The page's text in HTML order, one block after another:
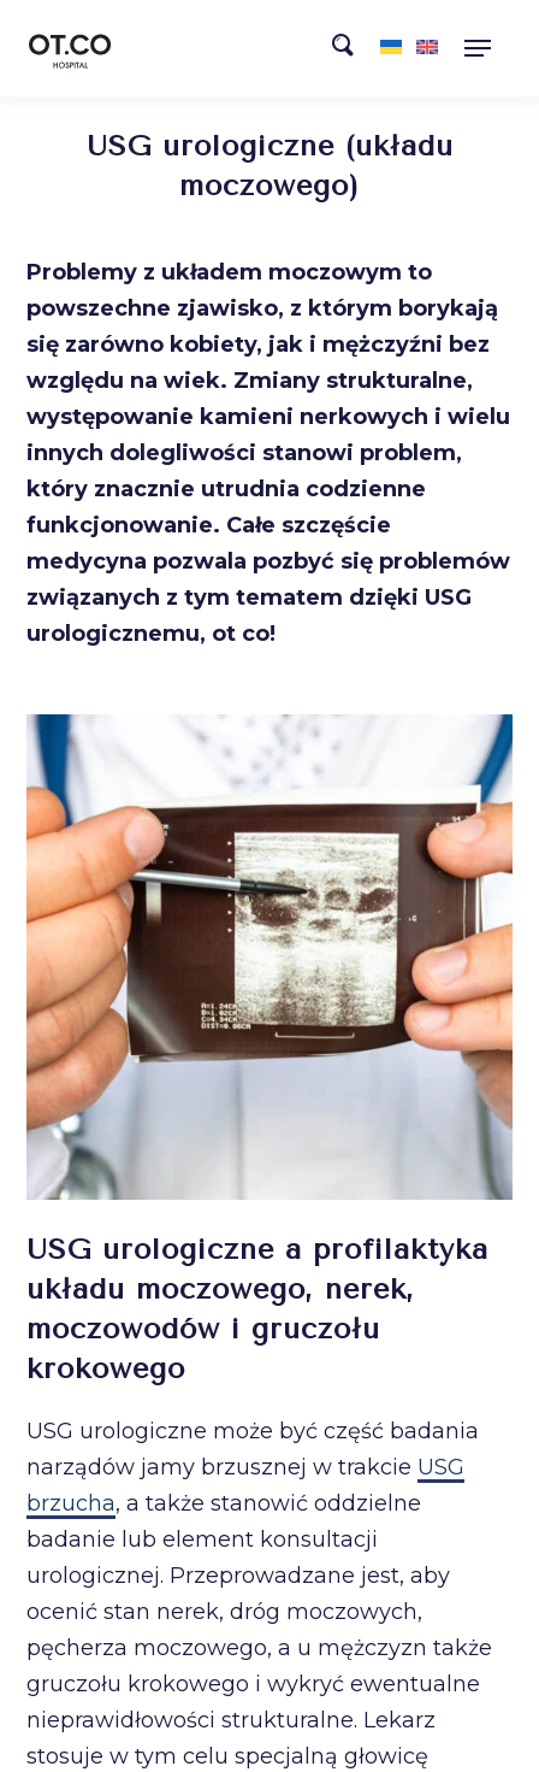
USG urologiczne (układu
moczowego)
Problemy z układem moczowym to
powszechne zjawisko, z którym borykają
się zarówno kobiety, jak i mężczyźni bez
względu na wiek. Zmiany strukturalne,
występowanie kamieni nerkowych i wielu
innych dolegliwości stanowi problem,
który znacznie utrudnia codzienne
funkcjonowanie. Całe szczęście
medycyna pozwala pozbyć się problemów
związanych z tym tematem dzięki USG
urologicznemu, ot co!
USG urologiczne a profilaktyka
układu moczowego, nerek,
moczowodów i gruczołu
krokowego
USG urologiczne może być część badania
narządów jamy brzusznej w trakcie USG
brzucha, a także stanowić oddzielne
badanie lub element konsultacji
urologicznej. Przeprowadzane jest, aby
ocenić stan nerek, dróg moczowych,
pęcherza moczowego, a u mężczyzn także
gruczołu krokowego i wykryć ewentualne
nieprawidłowości strukturalne. Lekarz
stosuje w tym celu specjalną głowicę